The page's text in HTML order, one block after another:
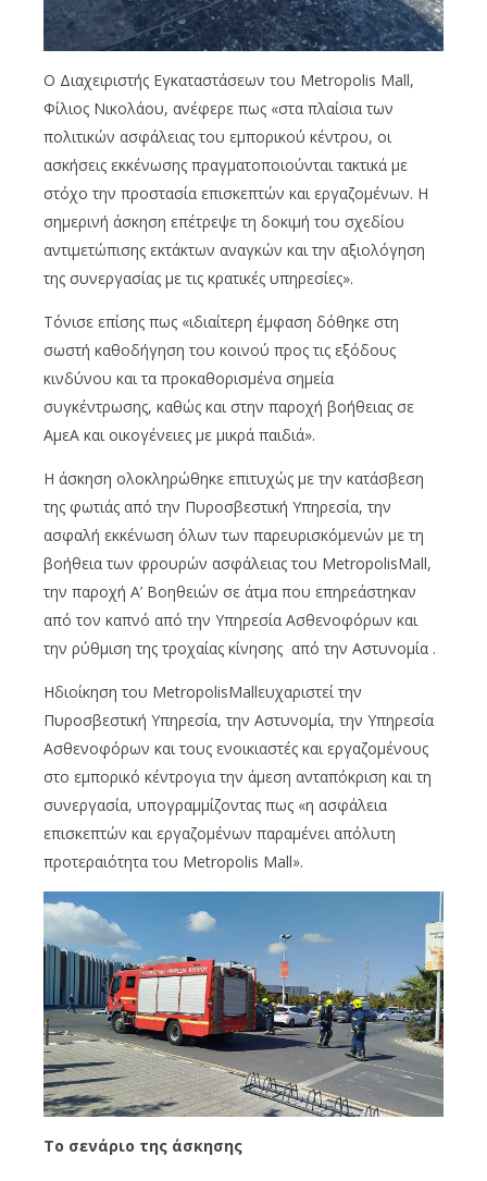
O Διαχειριστής Εγκαταστάσεων του Metropolis Mall,
Φίλιος Νικολάου, ανέφερε πως «στα πλαίσια των
πολιτικών ασφάλειας του εμπορικού κέντρου, οι
ασκήσεις εκκένωσης πραγματοποιούνται τακτικά με
στόχο την προστασία επισκεπτών και εργαζομένων. Η
σημερινή άσκηση επέτρεψε τη δοκιμή του σχεδίου
αντιμετώπισης εκτάκτων αναγκών και την αξιολόγηση
της συνεργασίας με τις κρατικές υπηρεσίες».
Τόνισε επίσης πως «ιδιαίτερη έμφαση δόθηκε στη
σωστή καθοδήγηση του κοινού προς τις εξόδους
κινδύνου και τα προκαθορισμένα σημεία
συγκέντρωσης, καθώς και στην παροχή βοήθειας σε
ΑμεΑ και οικογένειες με μικρά παιδιά».
Η άσκηση ολοκληρώθηκε επιτυχώς με την κατάσβεση
της φωτιάς από την Πυροσβεστική Υπηρεσία, την
ασφαλή εκκένωση όλων των παρευρισκόμενών με τη
βοήθεια των φρουρών ασφάλειας του MetropolisMall,
την παροχή Α’ Βοηθειών σε άτμα που επηρεάστηκαν
από τον καπνό από την Υπηρεσία Ασθενοφόρων και
την ρύθμιση της τροχαίας κίνησης από την Αστυνομία .
Ηδιοίκηση του MetropolisMallευχαριστεί την
Πυροσβεστική Υπηρεσία, την Αστυνομία, την Υπηρεσία
Ασθενοφόρων και τους ενοικιαστές και εργαζομένους
στο εμπορικό κέντρογια την άμεση ανταπόκριση και τη
συνεργασία, υπογραμμίζοντας πως «η ασφάλεια
επισκεπτών και εργαζομένων παραμένει απόλυτη
προτεραιότητα του Metropolis Mall».
Το σενάριο της άσκησης